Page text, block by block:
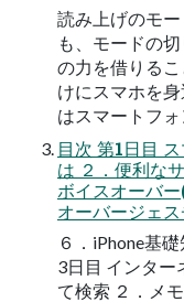
読み上げのモ
も、モードの
の力を借りる
けにスマホを
はスマートフ
目次 第1日目
は ２．便利な
ボイスオーバ
オーバージェ
６．iPhone基
3日目 インター
て検索 ２．メ